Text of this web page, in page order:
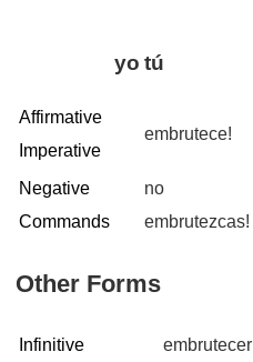
yo tú
Affirmative
Imperative
embrutece!
Negative
Commands
no
embrutezcas!
Other Forms
Infinitive embrutecer